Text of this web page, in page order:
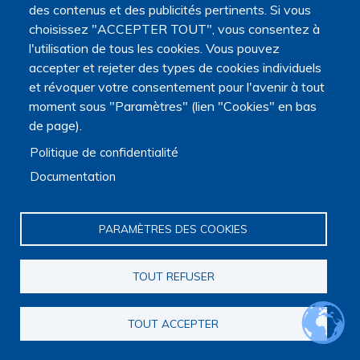
des contenus et des publicités pertinents. Si vous
choisissez "ACCEPTER TOUT", vous consentez à
l'utilisation de tous les cookies. Vous pouvez
accepter et rejeter des types de cookies individuels
et révoquer votre consentement pour l'avenir à tout
moment sous "Paramètres" (lien "Cookies" en bas
de page).
Politique de confidentialité
Documentation
PARAMÈTRES DES COOKIES
TOUT REFUSER
TOUT ACCEPTER